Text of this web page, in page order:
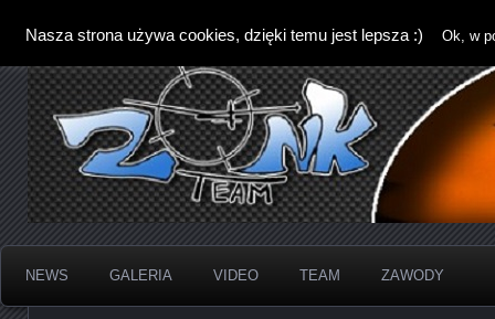
NEWS GALERIA VIDEO TEAM ZAWODY
Nasza strona używa cookies, dzięki temu jest lepsza :) Ok, w